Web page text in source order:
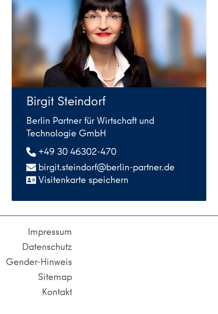
Birgit Steindorf
Berlin Partner für Wirtschaft und
Technologie GmbH
+49 30 46302-470
birgit.steindorf@berlin-partner.de
Visitenkarte speichern
Impressum
Datenschutz
Gender-Hinweis
Sitemap
Kontakt